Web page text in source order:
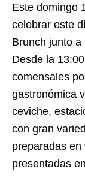
Este domingo
celebrar este
Brunch junto a
Desde la
comensales
gastronómica
ceviche,
con gran
preparadas
presentadas